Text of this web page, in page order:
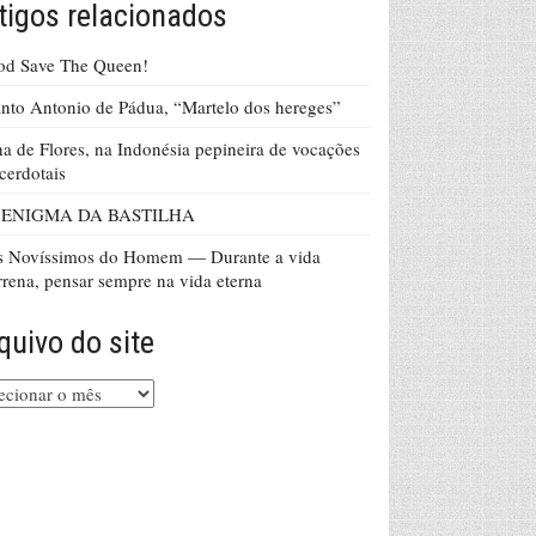
relacionados
Save The Queen!
Antonio de Pádua, “Martelo dos hereges”
de Flores, na Indonésia pepineira de vocações
DA BASTILHA
Novíssimos do Homem — Durante a vida
pensar sempre na vida eterna
do site